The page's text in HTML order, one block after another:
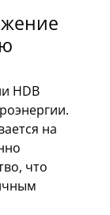
HDB
на
что